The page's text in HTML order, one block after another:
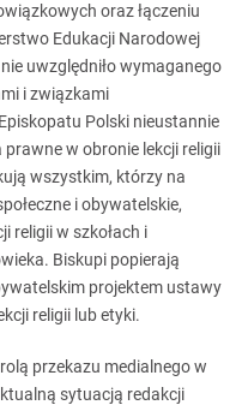
oraz łączeniu
Edukacji Narodowej
uwzględniło wymaganego
i związkami
Polski nieustannie
prawne w obronie lekcji religii
wszystkim, którzy na
i obywatelskie,
religii w szkołach i
Biskupi popierają
projektem ustawy
religii lub etyki.
przekazu medialnego w
sytuacją redakcji